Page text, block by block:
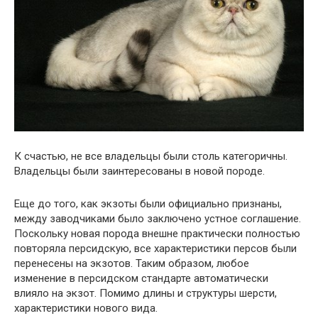
К счастью, не все владельцы были столь категоричны.
Владельцы были заинтересованы в новой породе.
Еще до того, как экзоты были официально признаны,
между заводчиками было заключено устное соглашение.
Поскольку новая порода внешне практически полностью
повторяла персидскую, все характеристики персов были
перенесены на экзотов. Таким образом, любое
изменение в персидском стандарте автоматически
влияло на экзот. Помимо длины и структуры шерсти,
характеристики нового вида.